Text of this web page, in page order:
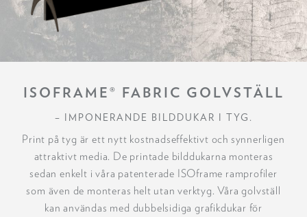
ISOFRAME® FABRIC GOLVSTÄLL
– IMPONERANDE BILDDUKAR I TYG.
Print på tyg är ett nytt kostnadseffektivt och synnerligen
attraktivt media. De printade bilddukarna monteras
sedan enkelt i våra patenterade ISOframe ramprofiler
som även de monteras helt utan verktyg. Våra golvställ
kan användas med dubbelsidiga grafikdukar för